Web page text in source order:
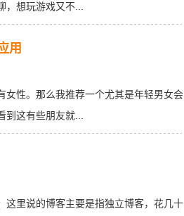
想玩游戏又不...
用
女性。那么我推荐一个尤其是年轻男女会
这有些朋友就...
这里说的博客主要是指独立博客，花几十